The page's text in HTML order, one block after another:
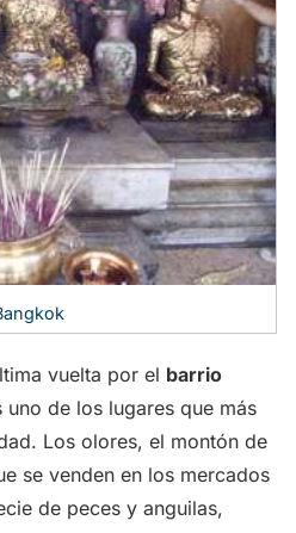
vuelta por el barrio
uno de los lugares que más
Los olores, el montón de
se venden en los mercados
de peces y anguilas,